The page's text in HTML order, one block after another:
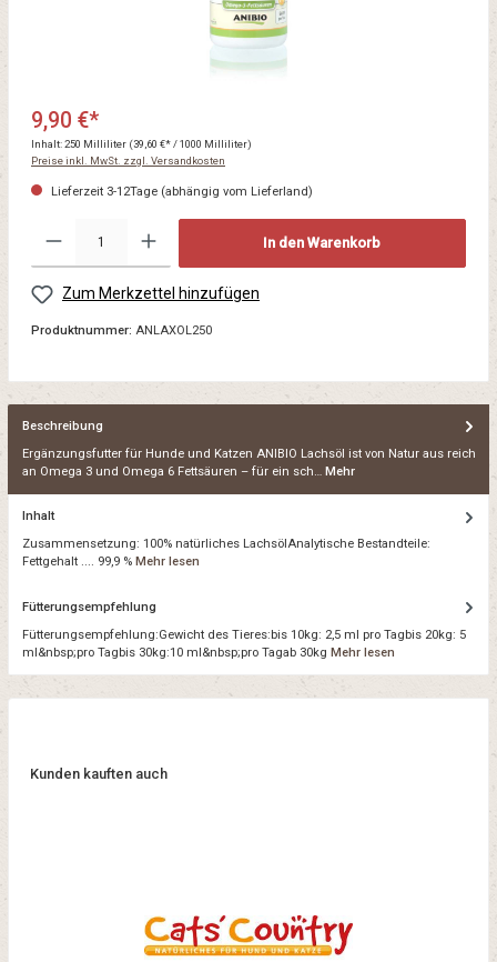
9,90 €*
Inhalt:250 Milliliter (39,60 €* / 1000 Milliliter)
Preise inkl. MwSt. zzgl. Versandkosten
Lieferzeit 3-12Tage (abhängig vom Lieferland)
In den Warenkorb
Zum Merkzettel hinzufügen
Produktnummer: ANLAXOL250
Beschreibung
Ergänzungsfutter für Hunde und Katzen ANIBIO Lachsöl ist von Natur aus reich
an Omega 3 und Omega 6 Fettsäuren – für ein sch… Mehr
Inhalt
Zusammensetzung: 100% natürliches LachsölAnalytische Bestandteile:
Fettgehalt .... 99,9 % Mehr lesen
Fütterungsempfehlung
Fütterungsempfehlung:Gewicht des Tieres:bis 10kg: 2,5 ml pro Tagbis 20kg: 5
ml&nbsp;pro Tagbis 30kg:10 ml&nbsp;pro Tagab 30kg Mehr lesen
Kunden kauften auch